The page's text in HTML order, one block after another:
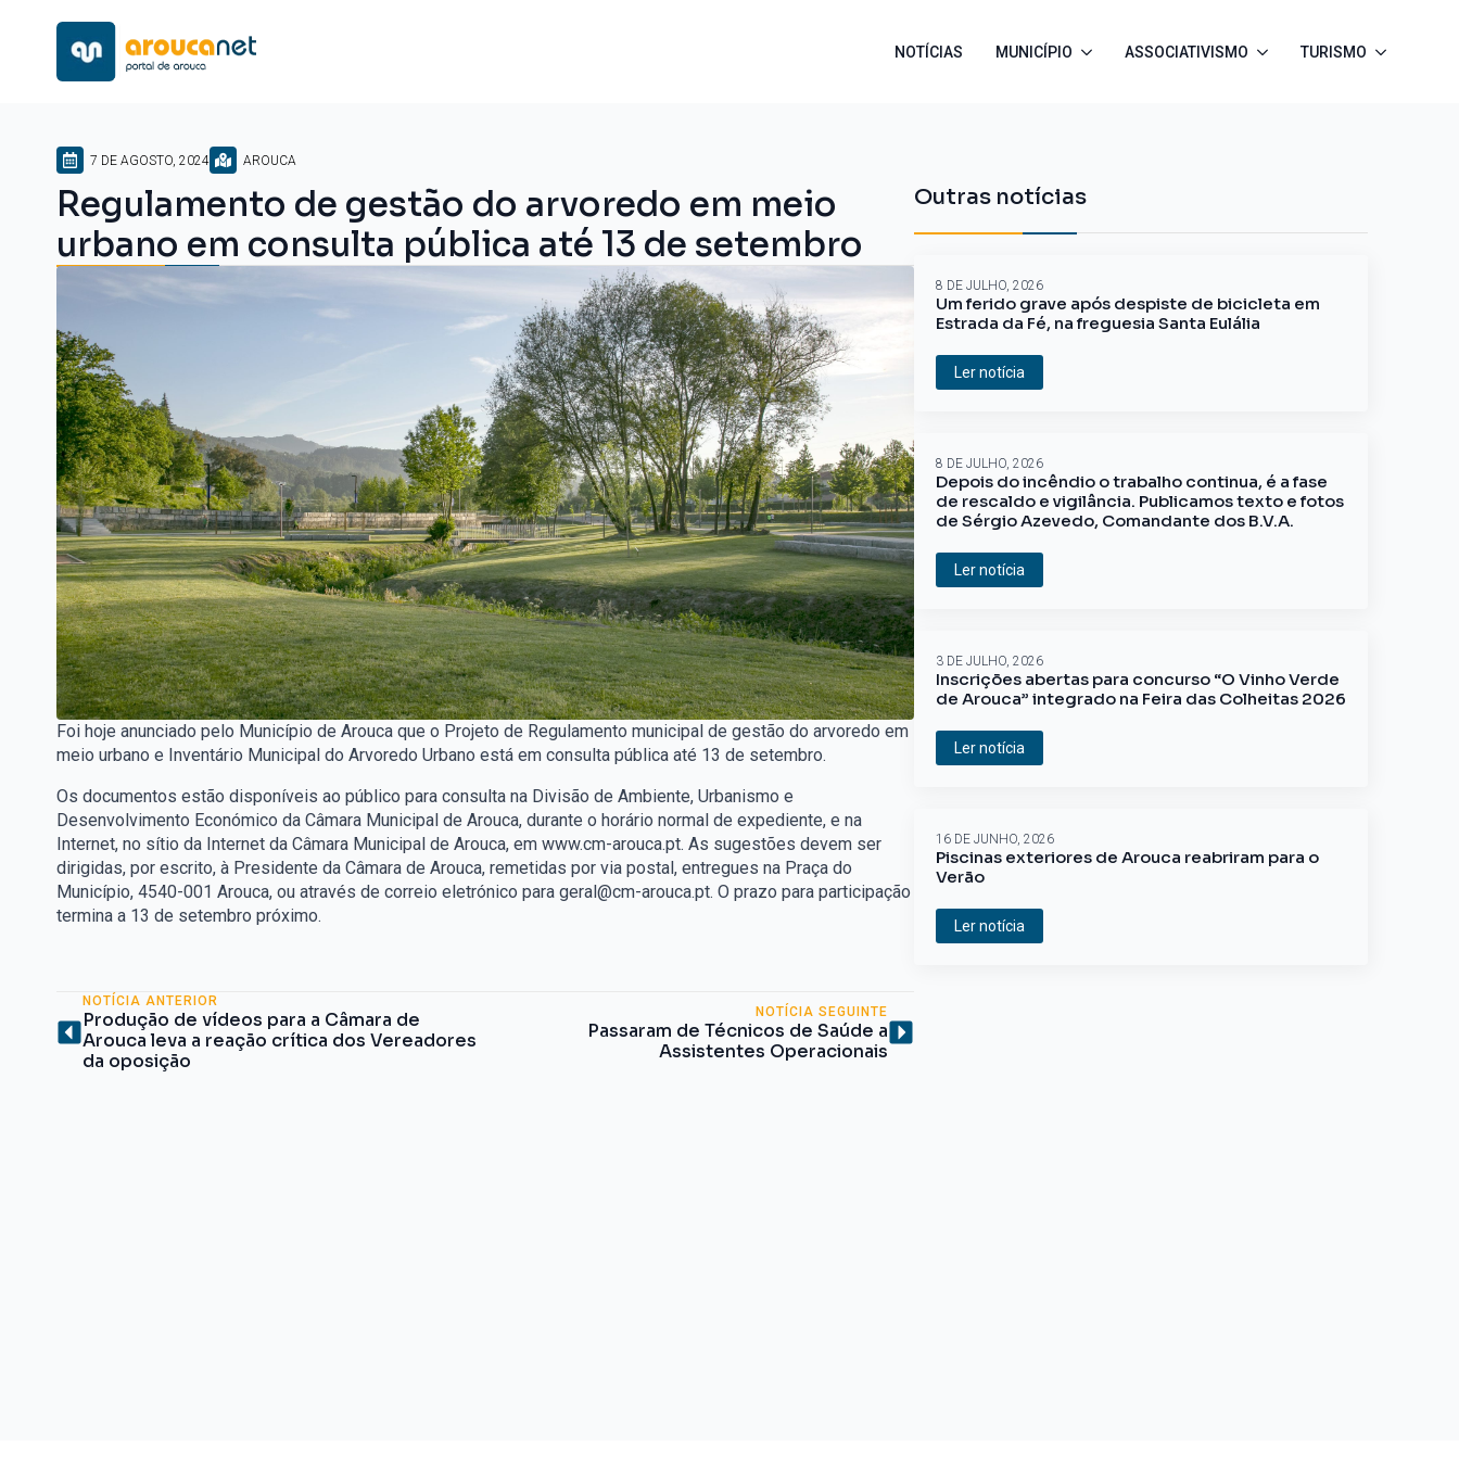
NOTÍCIAS MUNICÍPIO ASSOCIATIVISMO TURISMO
7 DE AGOSTO, 2024 AROUCA
Regulamento de gestão do arvoredo em meio
urbano em consulta pública até 13 de setembro
Foi hoje anunciado pelo Município de Arouca que o Projeto de Regulamento municipal de gestão do arvoredo em
meio urbano e Inventário Municipal do Arvoredo Urbano está em consulta pública até 13 de setembro.
Os documentos estão disponíveis ao público para consulta na Divisão de Ambiente, Urbanismo e
Desenvolvimento Económico da Câmara Municipal de Arouca, durante o horário normal de expediente, e na
Internet, no sítio da Internet da Câmara Municipal de Arouca, em www.cm-arouca.pt. As sugestões devem ser
dirigidas, por escrito, à Presidente da Câmara de Arouca, remetidas por via postal, entregues na Praça do
Município, 4540-001 Arouca, ou através de correio eletrónico para geral@cm-arouca.pt. O prazo para participação
termina a 13 de setembro próximo.
NOTÍCIA ANTERIOR
Produção de vídeos para a Câmara de
Arouca leva a reação crítica dos Vereadores
da oposição
NOTÍCIA SEGUINTE
Passaram de Técnicos de Saúde a
Assistentes Operacionais
Outras notícias
Um ferido grave após despiste de bicicleta em
Estrada da Fé, na freguesia Santa Eulália
8 DE JULHO, 2026
Ler notícia
Depois do incêndio o trabalho continua, é a fase
de rescaldo e vigilância. Publicamos texto e fotos
de Sérgio Azevedo, Comandante dos B.V.A.
8 DE JULHO, 2026
Ler notícia
Inscrições abertas para concurso “O Vinho Verde
de Arouca” integrado na Feira das Colheitas 2026
3 DE JULHO, 2026
Ler notícia
Piscinas exteriores de Arouca reabriram para o
Verão
16 DE JUNHO, 2026
Ler notícia